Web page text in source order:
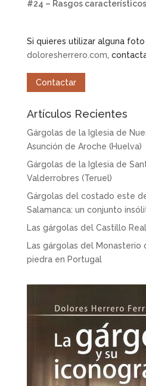
#24 – Rasgos
Si quieres utilizar alguna
doloresherrero.com,
Contactar
Artículos Recientes
Gárgolas de la Iglesia de
Asunción de Aroche (Huelva)
Gárgolas de la Iglesia de
Valderrobres (Teruel)
Gárgolas del costado este
Salamanca: un conjunto
Las gárgolas del Castillo
Las gárgolas del Monasterio
piedra en Portugal